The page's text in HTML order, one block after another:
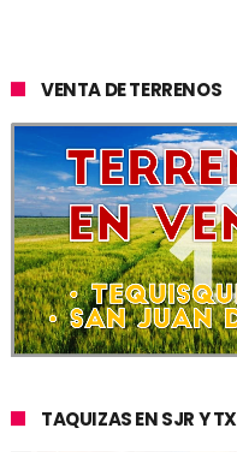
VENTA DE TERRENOS
TAQUIZAS EN SJR Y TX